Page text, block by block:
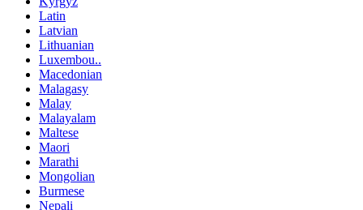
Latin
Latvian
Lithuanian
Luxembou..
Macedonian
Malagasy
Malay
Malayalam
Maltese
Maori
Marathi
Mongolian
Burmese
Nepali